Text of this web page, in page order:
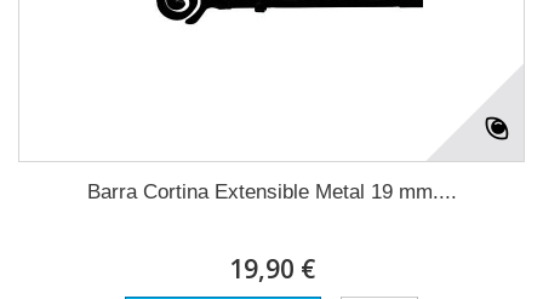
Barra Cortina Extensible Metal 19 mm....
19,90 €